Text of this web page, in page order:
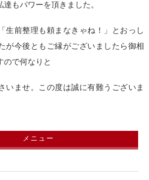
もパワーを頂きました。
生前整理も頼まなきゃね！」とおっし
が今後ともご縁がございましたら御相
ので何なりと
いませ。この度は誠に有難うございま
メニュー